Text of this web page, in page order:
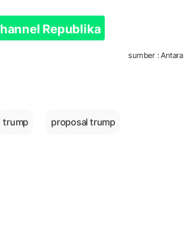
Republika
sumber : Antara
trump proposal trump